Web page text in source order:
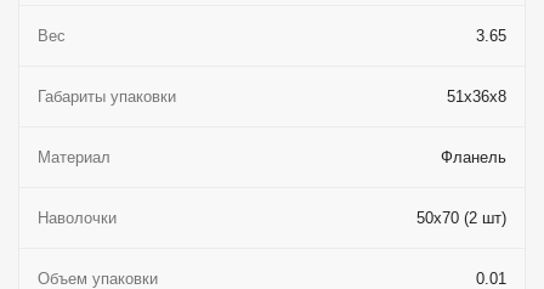
Вес 3.65
Габариты упаковки 51x36x8
Материал Фланель
Наволочки 50x70 (2 шт)
Объем упаковки 0.01